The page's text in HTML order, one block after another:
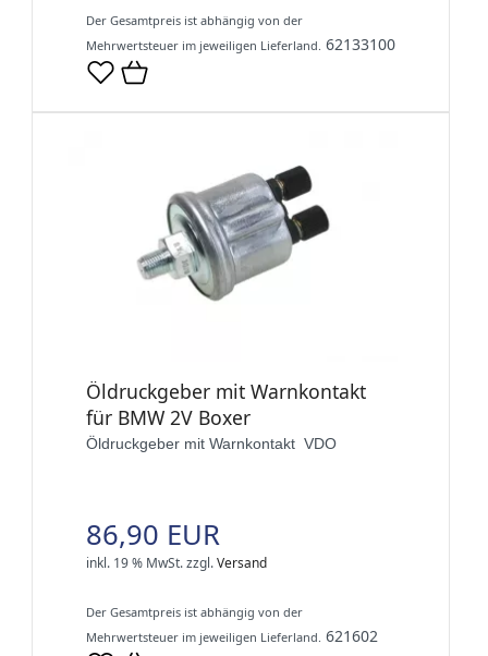
Der Gesamtpreis ist abhängig von der
Mehrwertsteuer im jeweiligen Lieferland. 62133100
Öldruckgeber mit Warnkontakt
für BMW 2V Boxer
Öldruckgeber mit Warnkontakt VDO
86,90 EUR
inkl. 19 % MwSt.zzgl.Versand
Der Gesamtpreis ist abhängig von der
Mehrwertsteuer im jeweiligen Lieferland. 621602